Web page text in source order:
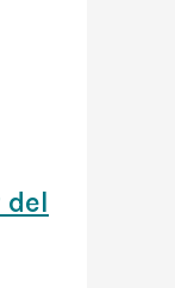
del